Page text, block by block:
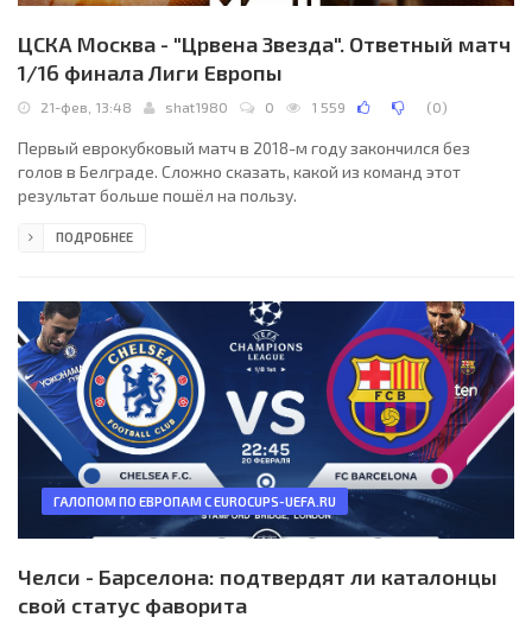
ЦСКА Москва - "Црвена Звезда". Ответный матч
1/16 финала Лиги Европы
21-фев, 13:48 shat1980 0 1 559 (0)
Первый еврокубковый матч в 2018-м году закончился без
голов в Белграде. Сложно сказать, какой из команд этот
результат больше пошёл на пользу.
ПОДРОБНЕЕ
ГАЛОПОМ ПО ЕВРОПАМ С EUROCUPS-UEFA.RU
Челси - Барселона: подтвердят ли каталонцы
свой статус фаворита